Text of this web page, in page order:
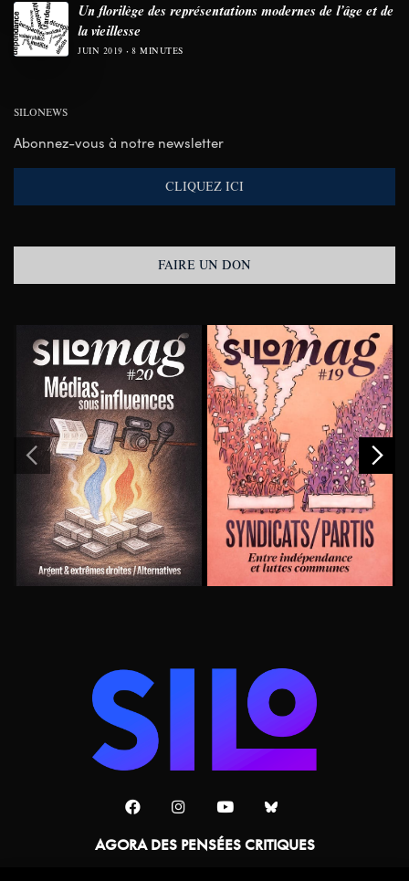
Un florilège des représentations modernes de l’âge et de
la vieillesse
JUIN 2019 8 MINUTES
SILONEWS
Abonnez-vous à notre newsletter
CLIQUEZ ICI
FAIRE UN DON
AGORA DES PENSÉES CRITIQUES